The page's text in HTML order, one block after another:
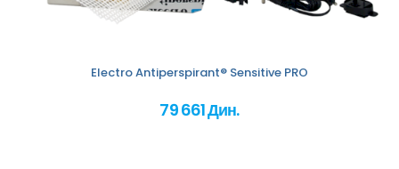
Electro Antiperspirant® Sensitive PRO
79 661 Дин.